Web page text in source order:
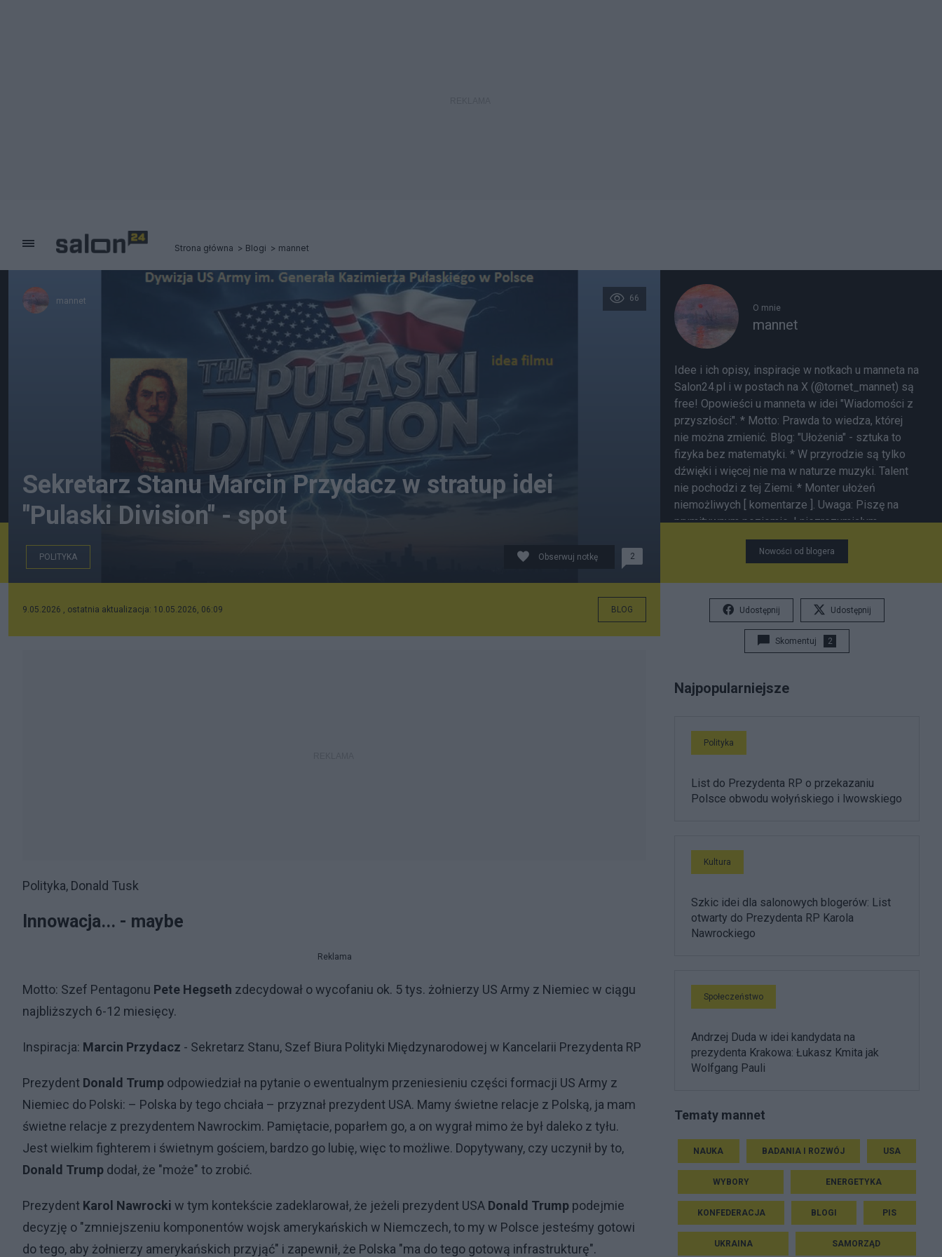
Strona główna Blogi mannet
mannet 66
Sekretarz Stanu Marcin Przydacz w stratup idei
"Pulaski Division" - spot
POLITYKA Obserwuj notkę 2
9.05.2026 , ostatnia aktualizacja: 10.05.2026, 06:09 BLOG
Polityka, Donald Tusk
Innowacja... - maybe
Reklama
Motto: Szef Pentagonu Pete Hegseth zdecydował o wycofaniu ok. 5 tys. żołnierzy US Army z Niemiec w ciągu
najbliższych 6-12 miesięcy.
Inspiracja: Marcin Przydacz - Sekretarz Stanu, Szef Biura Polityki Międzynarodowej w Kancelarii Prezydenta RP
Prezydent Donald Trump odpowiedział na pytanie o ewentualnym przeniesieniu części formacji US Army z
Niemiec do Polski: – Polska by tego chciała – przyznał prezydent USA. Mamy świetne relacje z Polską, ja mam
świetne relacje z prezydentem Nawrockim. Pamiętacie, poparłem go, a on wygrał mimo że był daleko z tyłu.
Jest wielkim fighterem i świetnym gościem, bardzo go lubię, więc to możliwe. Dopytywany, czy uczynił by to,
Donald Trump dodał, że "może" to zrobić.
Prezydent Karol Nawrocki w tym kontekście zadeklarował, że jeżeli prezydent USA Donald Trump podejmie
decyzję o "zmniejszeniu komponentów wojsk amerykańskich w Niemczech, to my w Polsce jesteśmy gotowi
do tego, aby żołnierzy amerykańskich przyjąć" i zapewnił, że Polska "ma do tego gotową infrastrukturę".
O mnie
mannet
Idee i ich opisy, inspiracje w notkach u manneta na
Salon24.pl i w postach na X (@tornet_mannet) są
free! Opowieści u manneta w idei "Wiadomości z
przyszłości". * Motto: Prawda to wiedza, której
nie można zmienić. Blog: "Ułożenia" - sztuka to
fizyka bez matematyki. * W przyrodzie są tylko
dźwięki i więcej nie ma w naturze muzyki. Talent
nie pochodzi z tej Ziemi. * Monter ułożeń
niemożliwych [ komentarze ]. Uwaga: Piszę na
prymitywnym poziomie. I niezrozumiałym
językiem wg komentatorów. Nie nadążam za AI.
Banuję nickname piszący swoje negatywne opinie
Nowości od blogera
Udostępnij Udostępnij
Skomentuj 2
Najpopularniejsze
Polityka
List do Prezydenta RP o przekazaniu
Polsce obwodu wołyńskiego i lwowskiego
Kultura
Szkic idei dla salonowych blogerów: List
otwarty do Prezydenta RP Karola
Nawrockiego
Społeczeństwo
Andrzej Duda w idei kandydata na
prezydenta Krakowa: Łukasz Kmita jak
Wolfgang Pauli
Tematy mannet
NAUKA BADANIA I ROZWÓJ USA
WYBORY ENERGETYKA
KONFEDERACJA BLOGI PIS
UKRAINA SAMORZĄD